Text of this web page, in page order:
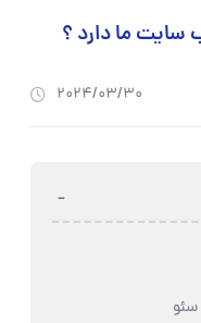
ما دارد ؟
2024/03/30
-